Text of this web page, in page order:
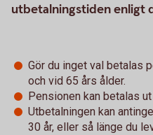
utbetalningstiden enligt
Gör du inget val betalas
och vid 65 års ålder.
Pensionen kan betalas
Utbetalningen kan
30 år, eller så länge du